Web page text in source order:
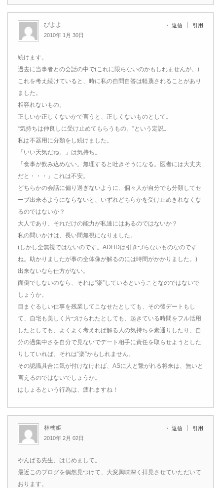
ぴよよ
2010年 1月 30日
返信 引用
続けます。
過去に当事者との会話の中で(これに限らないのかもしれませんが。)
これを考え続けていると、時に私の自問自答は軽蔑されることがあり
ました。
相容れないもの。
正しいか正しくないかで言うと、正しくないものとして。
“気持ちは仲良しに受け止めてもらうもの。”という定説。
私は不器用に分類をし続けました。
「いい天気だね。」は気持ち。
「食事が飲み込めない。無理すると吐きそうになる。医者には大丈夫
だと・・・」これは不安。
どちらかの会話に偏り過ぎないように、個々人が自分でも分類してセ
ーブ出来るようにならないと、いずれどちらかを受け止めきれなくな
るのではないか？
大人であり、それだけの能力が私達にはあるのではないか？
私の問いかけは、長い間無視になりました。
(しかし全無視ではないのです。ADHDは引きづらないものなのです
ね。助かりましたが事の全体像が解るのには時間がかかりました。)
出来ないなら仕方がない。
面倒でしないのなら、それは“楽”しているということなのではないで
しょうか。
目まぐるしい仕事を残業してこなせたとしても、その後デートもし
て、自宅も美しく片づけられたとしても、起きている時間をフル活用
したとしても、よくよく考えれば解る人の気持ちを素通りしたり、自
分の過集中さを自分で見ないでデート相手に責任を取らせようとした
りしていれば、それは“楽”かもしれません。
その認識具合に気が付けなければ、ASに人と繋がれる将来は、無いと
言えるのではないでしょうか。
はしょるという行為は、疲れますね！
林檎姫
2010年 2月 02日
返信 引用
やんばる先生、はじめまして。
最近このブログを偶然見つけて、大変興味深く拝見させていただいて
おります。